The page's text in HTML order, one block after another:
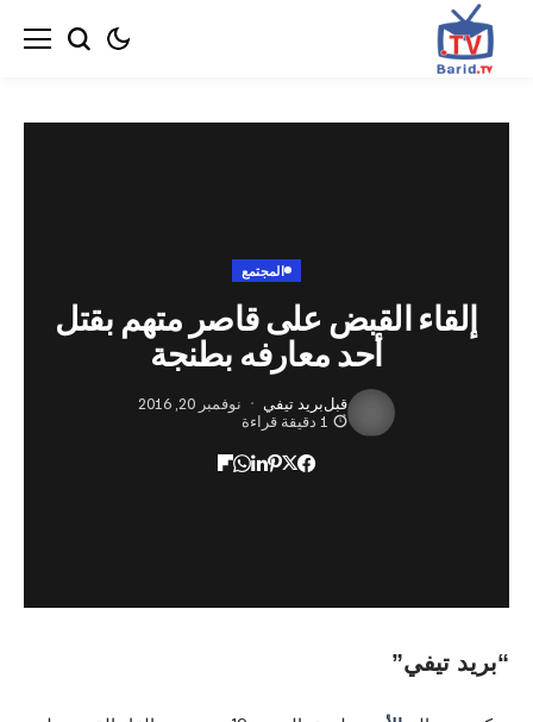
القبض على قاصر متهم بقتل
أحد معارفه بطنجة
بريد تيفي
نوفمبر 20, 2016